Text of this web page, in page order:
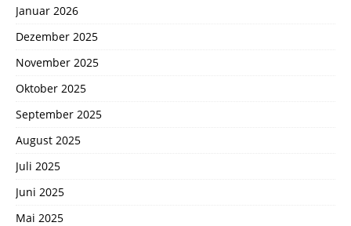
Januar 2026
Dezember 2025
November 2025
Oktober 2025
September 2025
August 2025
Juli 2025
Juni 2025
Mai 2025